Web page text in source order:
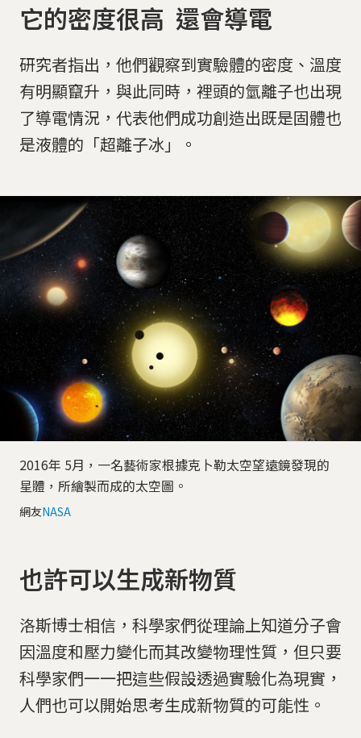
它的密度很高 還會導電
研究者指出，他們觀察到實驗體的密度、溫度
有明顯竄升，與此同時，裡頭的氫離子也出現
了導電情況，代表他們成功創造出既是固體也
是液體的「超離子冰」。
2016年 5月，一名藝術家根據克卜勒太空望遠鏡發現的
星體，所繪製而成的太空圖。
網友NASA
也許可以生成新物質
洛斯博士相信，科學家們從理論上知道分子會
因溫度和壓力變化而其改變物理性質，但只要
科學家們一一把這些假設透過實驗化為現實，
人們也可以開始思考生成新物質的可能性。